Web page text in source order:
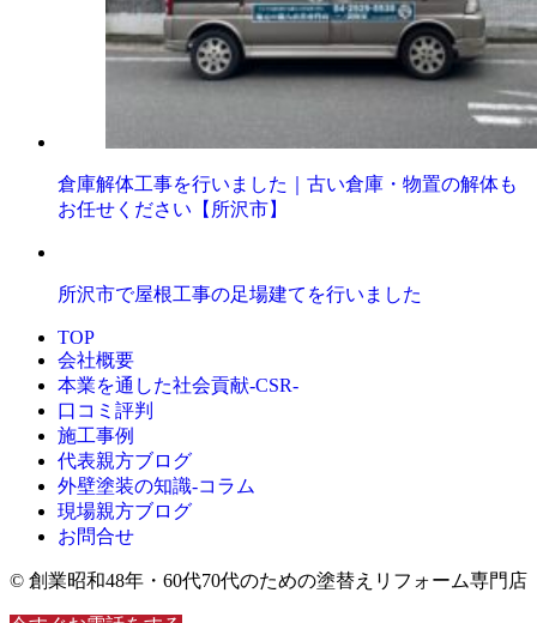
倉庫解体工事を行いました｜古い倉庫・物置の解体も
お任せください【所沢市】
所沢市で屋根工事の足場建てを行いました
TOP
会社概要
本業を通した社会貢献-CSR-
口コミ評判
施工事例
代表親方ブログ
外壁塗装の知識‐コラム
現場親方ブログ
お問合せ
© 創業昭和48年・60代70代のための塗替えリフォーム専門店